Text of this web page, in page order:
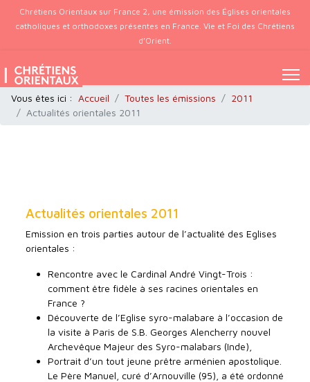
Chrétiens Orientaux sur France 2, une émission des Églises orientales
catholiques et orthodoxes présentes en France. Vie et Foi des Chrétiens
d’Orient.
Vous êtes ici : Accueil Toutes les émissions
2011
Actualités orientales 2011
Actualités orientales 2011
Emission en trois parties autour de l’actualité des Eglises
orientales :
Rencontre avec le Cardinal André Vingt-Trois :
comment être fidèle à ses racines orientales en
France ?
Découverte de l’Eglise syro-malabare à l’occasion de
la visite à Paris de S.B. Georges Alencherry nouvel
Archevêque Majeur des Syro-malabars (Inde),
Portrait d’un tout jeune prêtre arménien apostolique.
Le Père Manuel, curé d’Arnouville (95), a été ordonné